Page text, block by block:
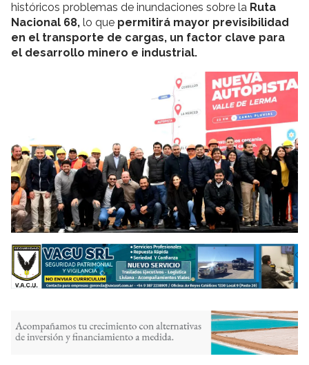
históricos problemas de inundaciones sobre la Ruta
Nacional 68, lo que permitirá mayor previsibilidad
en el transporte de cargas, un factor clave para
el desarrollo minero e industrial.